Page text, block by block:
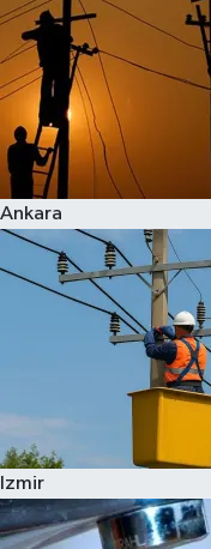
Ankara
Izmir